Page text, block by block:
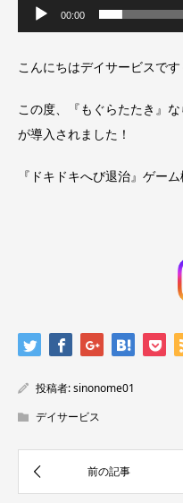
00:00
こんにちはデイサービスで
この度、『もぐらたたき』
が導入されました！
『ドキドキへび退治』ゲー
投稿者:sinonome01
デイサービス